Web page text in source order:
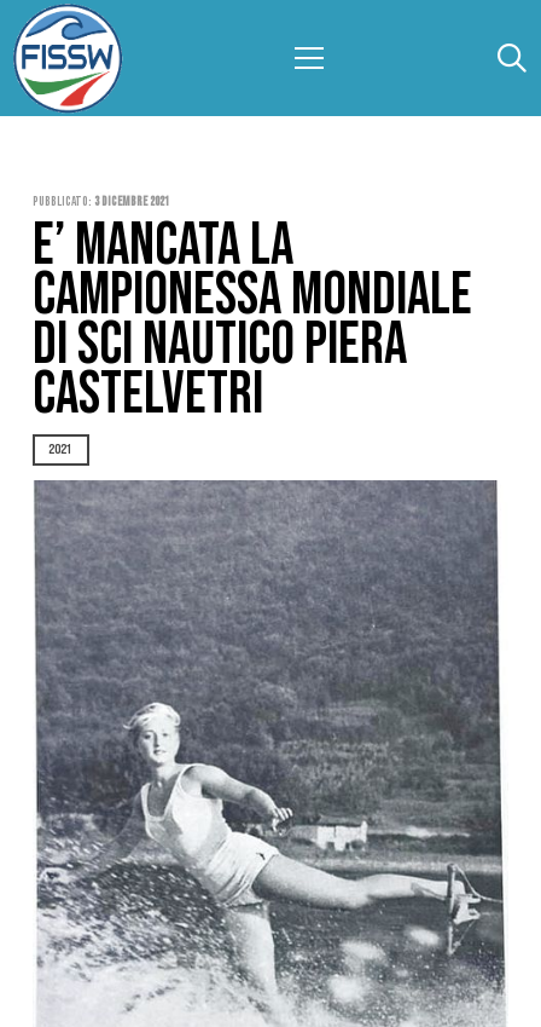
Pubblicato: 3 Dicembre 2021
E’ MANCATA LA
CAMPIONESSA MONDIALE
DI SCI NAUTICO PIERA
CASTELVETRI
2021